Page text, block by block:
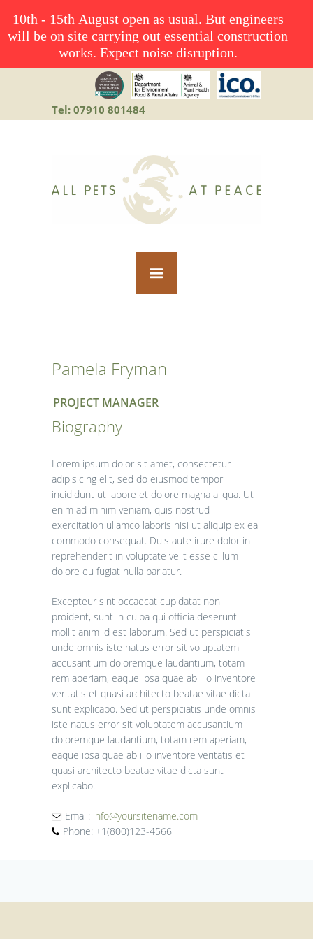
Tel: 07910 801484
Pamela Fryman
PROJECT MANAGER
Biography
Lorem ipsum dolor sit amet, consectetur
adipisicing elit, sed do eiusmod tempor
incididunt ut labore et dolore magna aliqua. Ut
enim ad minim veniam, quis nostrud
exercitation ullamco laboris nisi ut aliquip ex ea
commodo consequat. Duis aute irure dolor in
reprehenderit in voluptate velit esse cillum
dolore eu fugiat nulla pariatur.
Excepteur sint occaecat cupidatat non
proident, sunt in culpa qui officia deserunt
mollit anim id est laborum. Sed ut perspiciatis
unde omnis iste natus error sit voluptatem
accusantium doloremque laudantium, totam
rem aperiam, eaque ipsa quae ab illo inventore
veritatis et quasi architecto beatae vitae dicta
sunt explicabo. Sed ut perspiciatis unde omnis
iste natus error sit voluptatem accusantium
doloremque laudantium, totam rem aperiam,
eaque ipsa quae ab illo inventore veritatis et
quasi architecto beatae vitae dicta sunt
explicabo.
Email: info@yoursitename.com
Phone: +1(800)123-4566
10th - 15th August open as usual. But engineers
will be on site carrying out essential construction
works. Expect noise disruption.